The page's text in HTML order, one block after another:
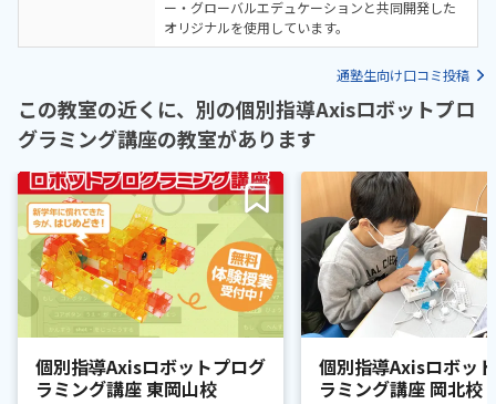
ー・グローバルエデュケーションと共同開発した
オリジナルを使用しています。
通塾生向け口コミ投稿
この教室の近くに、別の個別指導Axisロボットプロ
グラミング講座の教室があります
個別指導Axisロボットプログ
ラミング講座 東岡山校
個別指導Axisロボッ
ラミング講座 岡北校